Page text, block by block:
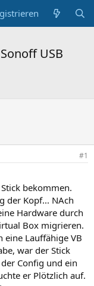
USB
#1
bekommen.
der Kopf... NAch
Hardware durch
Box migrieren.
eine Lauffähige VB
war der Stick
Config und ein
er Plötzlich auf.